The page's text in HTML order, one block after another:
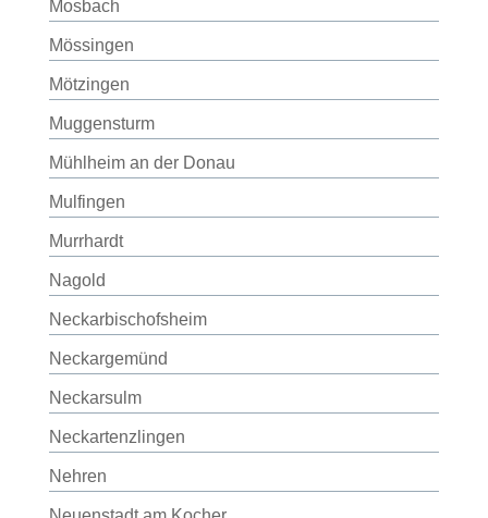
Mosbach
Mössingen
Mötzingen
Muggensturm
Mühlheim an der Donau
Mulfingen
Murrhardt
Nagold
Neckarbischofsheim
Neckargemünd
Neckarsulm
Neckartenzlingen
Nehren